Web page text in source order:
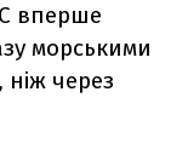
вперше
морськими
через